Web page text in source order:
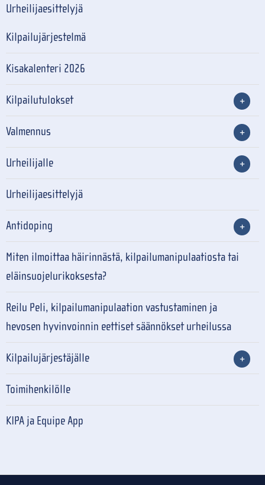
Urheilijaesittelyjä
Kilpailujärjestelmä
Kisakalenteri 2026
Kilpailutulokset
Valmennus
Urheilijalle
Urheilijaesittelyjä
Antidoping
Miten ilmoittaa häirinnästä, kilpailumanipulaatiosta tai
eläinsuojelurikoksesta?
Reilu Peli, kilpailumanipulaation vastustaminen ja
hevosen hyvinvoinnin eettiset säännökset urheilussa
Kilpailujärjestäjälle
Toimihenkilölle
KIPA ja Equipe App